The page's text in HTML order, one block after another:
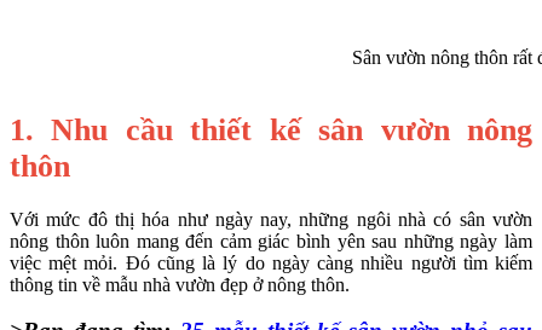
Sân vườn nông thôn rất
1. Nhu cầu thiết kế sân vườn nông
thôn
Với mức đô thị hóa như ngày nay, những ngôi nhà có sân vườn
nông thôn luôn mang đến cảm giác bình yên sau những ngày làm
việc mệt mỏi. Đó cũng là lý do ngày càng nhiều người tìm kiếm
thông tin về mẫu nhà vườn đẹp ở nông thôn.